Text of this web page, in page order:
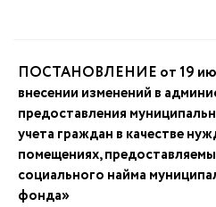
ПОСТАНОВЛЕНИЕ от 19
внесении изменений в
предоставления
учета граждан в качестве
помещениях,
социального найма
фонда»